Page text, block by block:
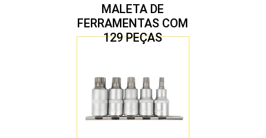
MALETA DE
FERRAMENTAS COM
129 PEÇAS